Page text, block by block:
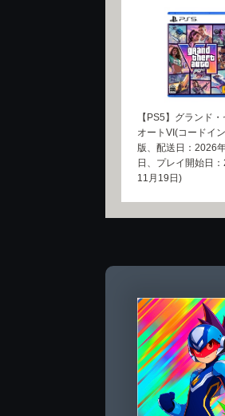
【PS5】グランド・
オートVI(コードイ
版、配送日：2026
日、プレイ開始日
11月19日)